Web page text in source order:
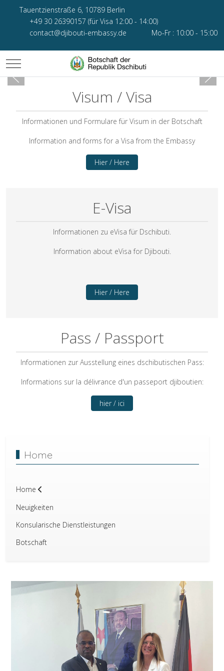
Tauentzienstraße 6, 10789 Berlin
+49 30 26390157 (für Visa 12:00 - 14:00)
contact@djibouti-embassy.de
Mo-Fr : 10:00 - 15:00
Mobile Menu Toggle
Visum / Visa
Informationen und Formulare für Visum in der Botschaft
Information and forms for a Visa from the Embassy
Hier / Here
E-Visa
Informationen zu eVisa für Dschibuti.
Information about eVisa for Djibouti.
Hier / Here
Pass / Passport
Informationen zur Ausstellung eines dschibutischen Pass:
Informations sur la délivrance d'un passeport djiboutien:
hier / ici
Home
Home
Neuigkeiten
Konsularische Dienstleistungen
Botschaft